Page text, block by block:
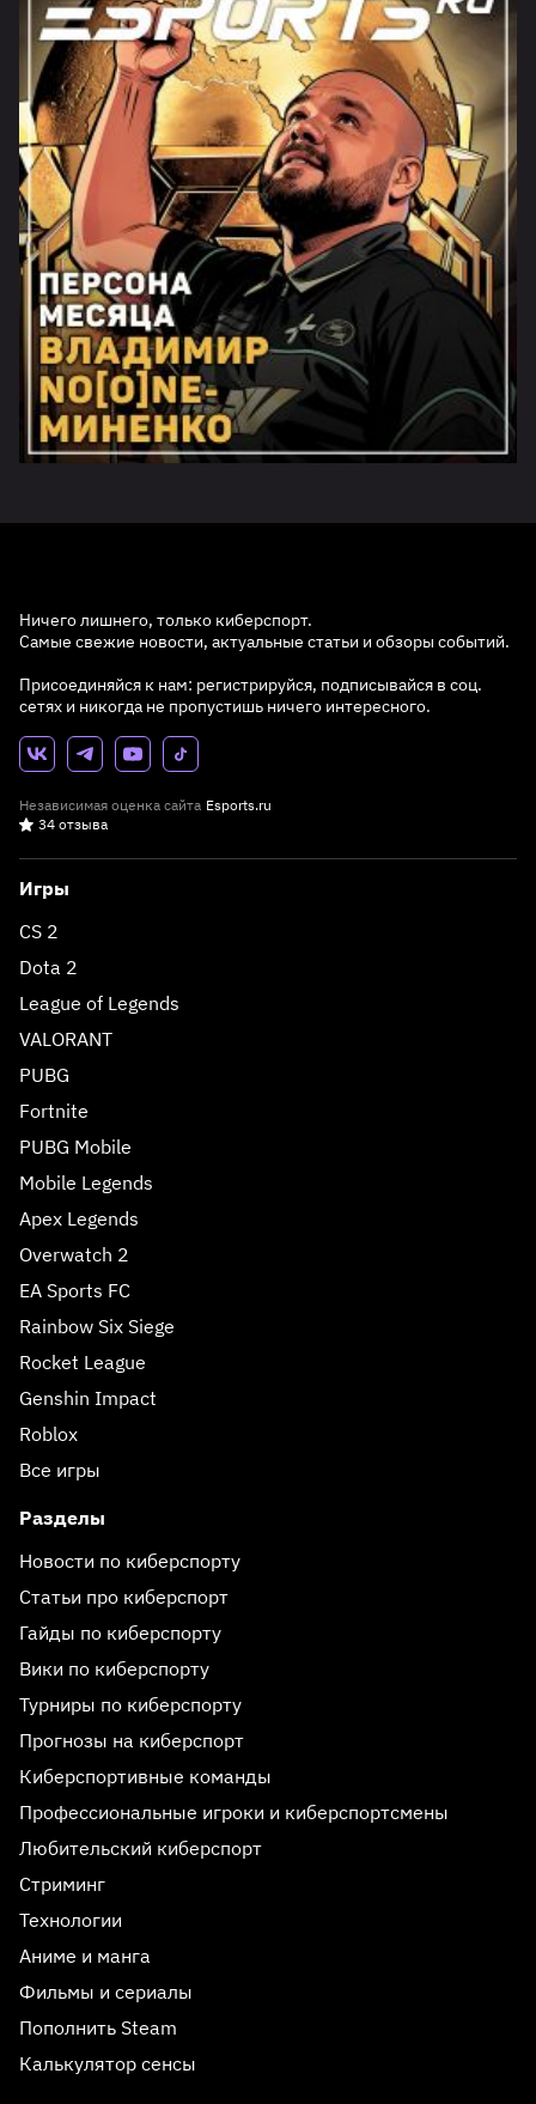
Ничего лишнего, только киберспорт.
Самые свежие новости, актуальные статьи и обзоры событий.
Присоединяйся к нам: регистрируйся, подписывайся в соц.
сетях и никогда не пропустишь ничего интересного.
Независимая оценка сайта Esports.ru
34 отзыва
Игры
CS 2
Dota 2
League of Legends
VALORANT
PUBG
Fortnite
PUBG Mobile
Mobile Legends
Apex Legends
Overwatch 2
EA Sports FC
Rainbow Six Siege
Rocket League
Genshin Impact
Roblox
Все игры
Разделы
Новости по киберспорту
Статьи про киберспорт
Гайды по киберспорту
Вики по киберспорту
Турниры по киберспорту
Прогнозы на киберспорт
Киберспортивные команды
Профессиональные игроки и киберспортсмены
Любительский киберспорт
Стриминг
Технологии
Аниме и манга
Фильмы и сериалы
Пополнить Steam
Калькулятор сенсы